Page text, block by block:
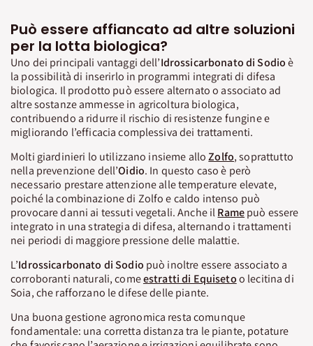
Può essere affiancato ad altre soluzioni
per la lotta biologica?
Uno dei principali vantaggi dell’Idrossicarbonato di Sodioè
la possibilità di inserirlo in programmi integrati di difesa
biologica. Il prodotto può essere alternato o associato ad
altre sostanze ammesse in agricoltura biologica,
contribuendo a ridurre il rischio di resistenze fungine e
migliorando l’efficacia complessiva dei trattamenti.
Molti giardinieri lo utilizzano insieme alloZolfo, soprattutto
nella prevenzione dell’Oidio. In questo caso è però
necessario prestare attenzione alle temperature elevate,
poiché la combinazione di Zolfo e caldo intenso può
provocare danni ai tessuti vegetali. Anche ilRamepuò essere
integrato in una strategia di difesa, alternando i trattamenti
nei periodi di maggiore pressione delle malattie.
L’Idrossicarbonato diSodio può inoltre essere associato a
corroboranti naturali, comeestratti di Equisetoo lecitina di
Soia, che rafforzano le difese delle piante.
Una buona gestione agronomica resta comunque
fondamentale: una corretta distanza tra le piante, potature